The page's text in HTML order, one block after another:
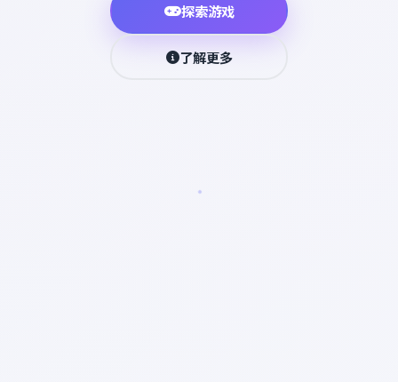
探索游戏
了解更多